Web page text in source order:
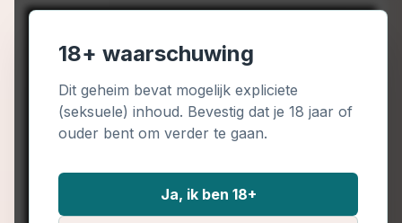
18+ waarschuwing
Dit geheim bevat mogelijk expliciete
(seksuele) inhoud. Bevestig dat je 18 jaar of
ouder bent om verder te gaan.
Ja, ik ben 18+